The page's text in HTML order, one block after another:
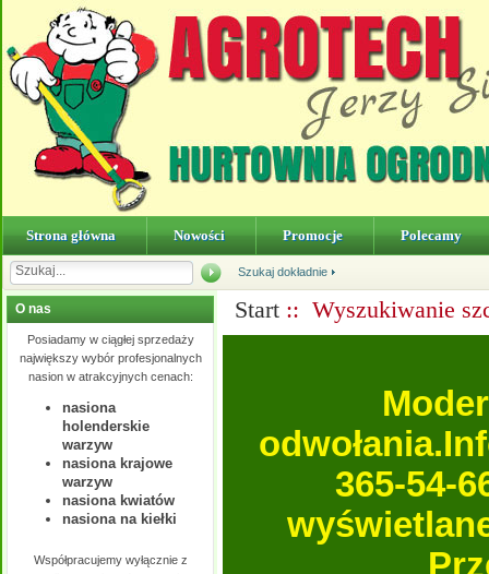
Strona główna Nowości Promocje Polecamy
Szukaj dokładnie
O nas
Posiadamy w ciągłej sprzedaży
największy wybór profesjonalnych
nasion w atrakcyjnych cenach:
nasiona
holenderskie
warzyw
nasiona krajowe
warzyw
nasiona kwiatów
nasiona na kiełki
Współpracujemy wyłącznie z
Start:: Wyszukiwanie
365-54-